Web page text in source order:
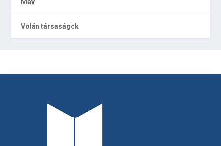
Máv
Volán társaságok